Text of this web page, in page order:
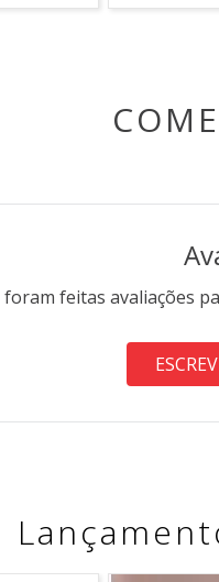
feitas avaliações